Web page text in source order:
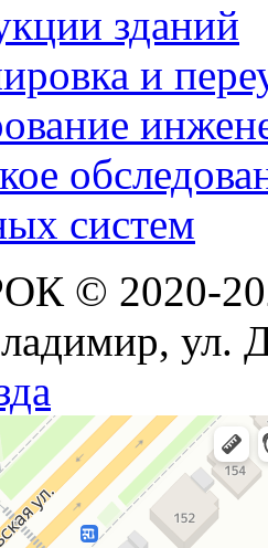
зданий
и
систем
© 2020-
ул.